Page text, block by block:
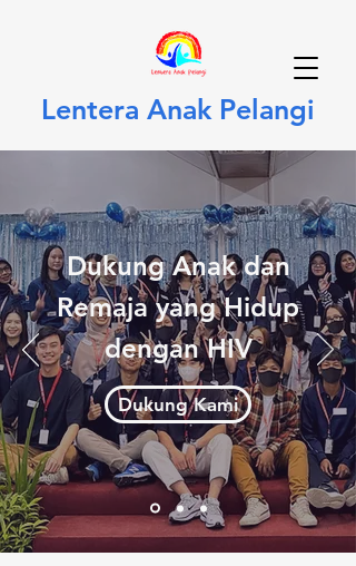
Lentera Anak Pelangi
Dukung Anak dan
Remaja yang Hidup
dengan HIV
Dukung Kami